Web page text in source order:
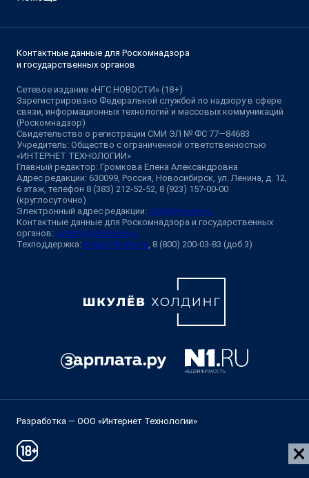
Контактные данные для Роскомнадзора
и государственных органов
Сетевое издание «НГС.НОВОСТИ» (18+)
Зарегистрировано Федеральной службой по надзору в сфере
связи, информационных технологий и массовых коммуникаций
(Роскомнадзор)
Свидетельство о регистрации СМИ ЭЛ № ФС 77—84683
Учредитель: Общество с ограниченной ответственностью
«ИНТЕРНЕТ ТЕХНОЛОГИИ»
Главный редактор: Громкова Елена Александровна
Адрес редакции: 630099, Россия, Новосибирск, ул. Ленина, д. 12,
6 этаж, телефон 8 (383) 212-52-52, 8 (923) 157-00-00
(круглосуточно)
Электронный адрес редакции: ngs@shkulev.ru
Контактные данные для Роскомнадзора и государственных
органов: juristnsk@shkulev.ru
Техподдержка: help@shkulev.ru , 8 (800) 200-03-83 (доб.3)
Разработка — ООО «Интернет Технологии»